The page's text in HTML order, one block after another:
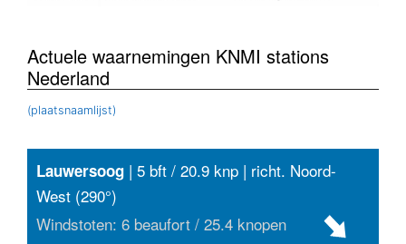
Actuele waarnemingen KNMI stations
Nederland
(plaatsnaamlijst)
Lauwersoog | 5 bft / 20.9 knp | richt. Noord-
West (290°)
Windstoten: 6 beaufort / 25.4 knopen